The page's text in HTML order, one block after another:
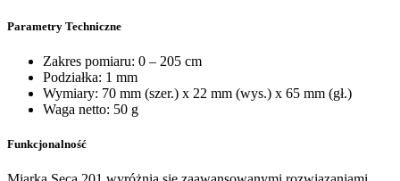
Parametry Techniczne
Zakres pomiaru: 0 – 205 cm
Podziałka: 1 mm
Wymiary: 70 mm (szer.) x 22 mm (wys.) x 65 mm (gł.)
Waga netto: 50 g
Funkcjonalność